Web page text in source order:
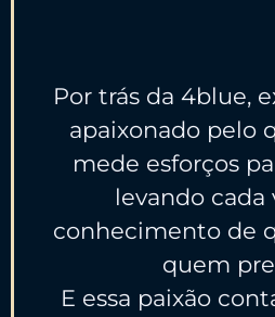
Por trás da 4blue,
apaixonado pelo
mede esforços
levando cada
conhecimento de
quem
E essa paixão